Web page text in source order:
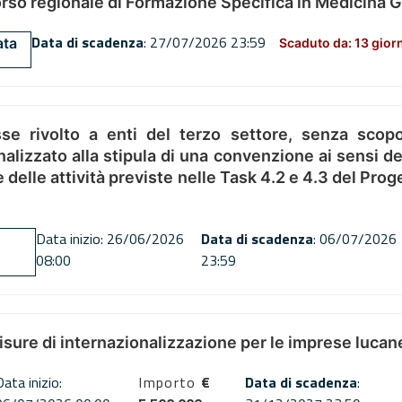
Data di scadenza: 27/07/2026 23:59 Scaduto da: 13
rivolto a enti del terzo settore, senza
alla stipula di una convenzione ai sensi
attività previste nelle Task 4.2 e 4.3 del
Data inizio: 26/06/2026
08:00
Data di scadenza: 06/07/2026
23:59
di internazionalizzazione per le imprese
inizio:
Importo €
Data di scadenza: